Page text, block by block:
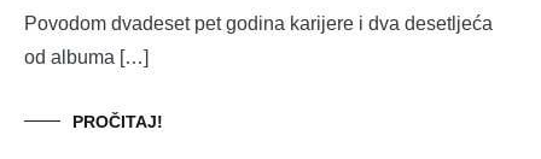
Povodom dvadeset pet godina karijere i dva desetljeća
od albuma […]
PROČITAJ!